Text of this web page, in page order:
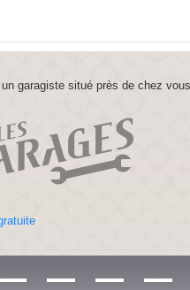
garagiste situé près de chez vous.